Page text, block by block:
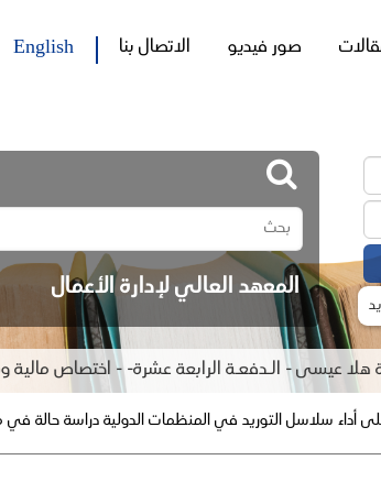
صور فيديو الاتصال بنا English
المعهد العالي لإدارة الأعمال
عيسى - الـدفعـة الرابعة عشرة- - اختصاص مالية
على أداء سلاسل التوريد في المنظمات الدولية دراسة حالة في